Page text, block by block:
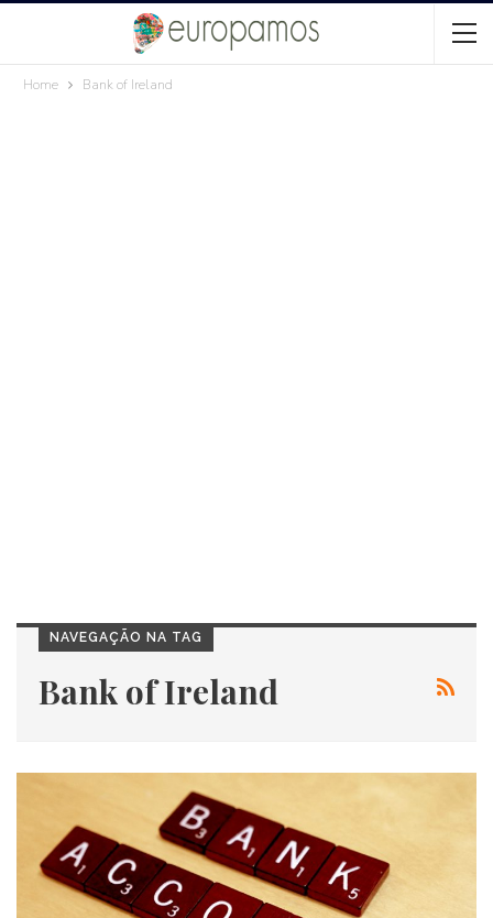
Home Bank of Ireland
NAVEGAÇÃO NA TAG
Bank of Ireland